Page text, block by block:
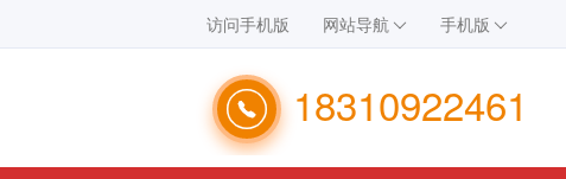
访问手机版 网站导航 手机版
18310922461